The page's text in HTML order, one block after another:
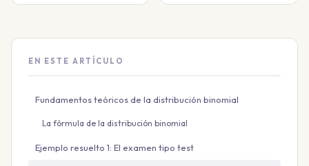
EN ESTE ARTÍCULO
Fundamentos teóricos de la distribución binomial
La fórmula de la distribución binomial
Ejemplo resuelto 1: El examen tipo test